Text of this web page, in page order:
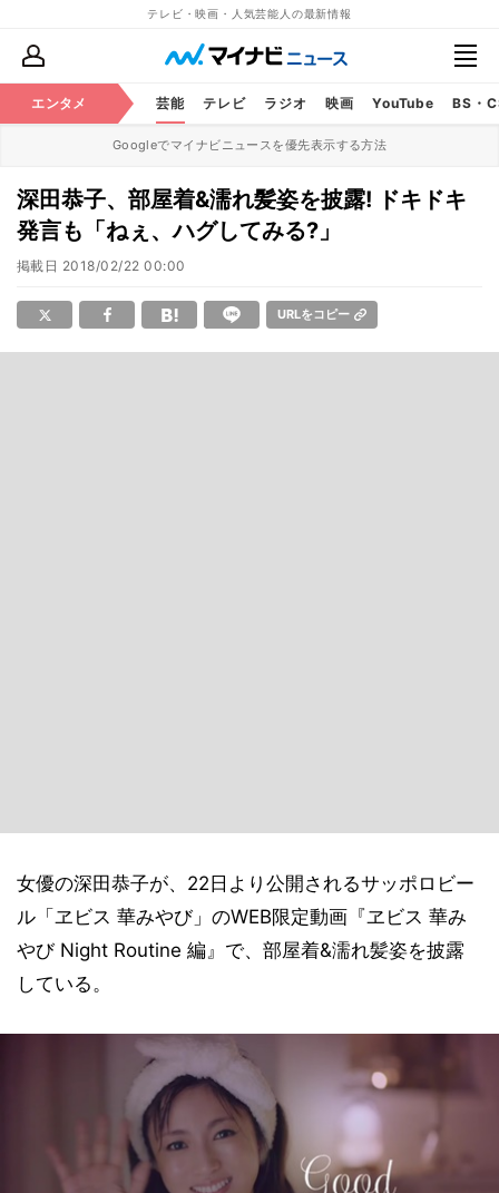
テレビ・映画・人気芸能人の最新情報
エンタメ 芸能 テレビ ラジオ 映画 YouTube BS・
Googleでマイナビニュースを優先表示する方法
深田恭子、部屋着&濡れ髪姿を披露! ドキドキ
発言も「ねぇ、ハグしてみる?」
掲載日 2018/02/22 00:00
URLをコピー
女優の深田恭子が、22日より公開されるサッポロビー
ル「ヱビス 華みやび」のWEB限定動画『ヱビス 華み
やび Night Routine 編』で、部屋着&濡れ髪姿を披露
している。